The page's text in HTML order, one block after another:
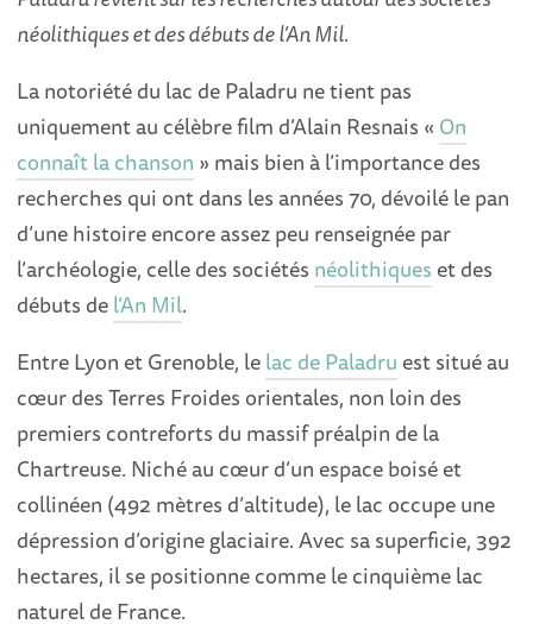
néolithiques et des débuts de l’An Mil.
La notoriété du lac de Paladru ne tient pas
uniquement au célèbre film d’Alain Resnais « On
connaît la chanson » mais bien à l’importance des
recherches qui ont dans les années 70, dévoilé le pan
d’une histoire encore assez peu renseignée par
l’archéologie, celle des sociétés néolithiques et des
débuts del’An Mil.
Entre Lyon et Grenoble, lelac de Paladru est situé au
cœur des Terres Froides orientales, non loin des
premiers contreforts du massif préalpin de la
Chartreuse. Niché au cœur d’un espace boisé et
collinéen (492 mètres d’altitude), le lac occupe une
dépression d’origine glaciaire. Avec sa superficie, 392
hectares, il se positionne comme le cinquième lac
naturel de France.